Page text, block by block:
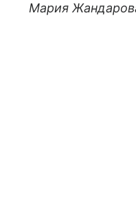
Мария